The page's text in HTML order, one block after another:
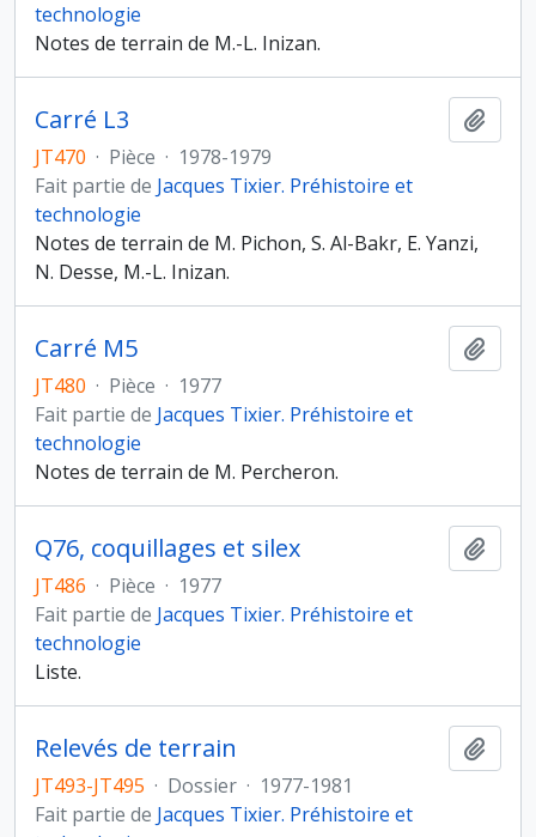
technologie
Notes de terrain de M.-L. Inizan.
Carré L3
JT470 · Pièce · 1978-1979
Fait partie de Jacques Tixier. Préhistoire et
technologie
Notes de terrain de M. Pichon, S. Al-Bakr, E. Yanzi,
N. Desse, M.-L. Inizan.
Carré M5
JT480 · Pièce · 1977
Fait partie de Jacques Tixier. Préhistoire et
technologie
Notes de terrain de M. Percheron.
Q76, coquillages et silex
JT486 · Pièce · 1977
Fait partie de Jacques Tixier. Préhistoire et
technologie
Liste.
Relevés de terrain
JT493-JT495 · Dossier · 1977-1981
Fait partie de Jacques Tixier. Préhistoire et